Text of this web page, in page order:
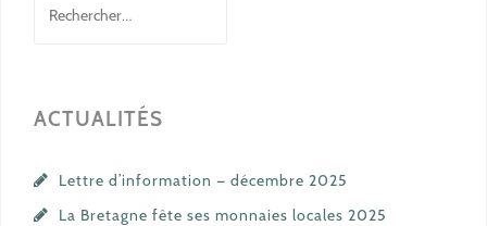
ACTUALITÉS
Lettre d’information — décembre 2025
La Bretagne fête ses monnaies locales 2025